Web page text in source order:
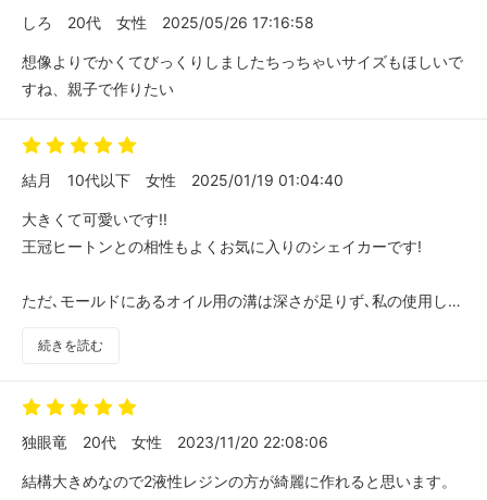
しろ
20代 女性 2025/05/26 17:16:58
想像よりでかくてびっくりしましたちっちゃいサイズもほしいで
すね、親子で作りたい
結月 10代以下 女性 2025/01/19 01:04:40
大きくて可愛いです!!
王冠ヒートンとの相性もよくお気に入りのシェイカーです!
ただ､モールドにあるオイル用の溝は深さが足りず､私の使用して
続きを読む
独眼竜 20代 女性 2023/11/20 22:08:06
結構大きめなので2液性レジンの方が綺麗に作れると思います。